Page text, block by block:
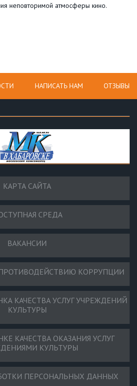
неповторимой атмосферы кино.
НАПИСАТЬ НАМ ОТЗЫВЫ
КАРТА САЙТА
СРЕДА
ВАКАНСИИ
КОРРУПЦИИ
КАЧЕСТВА УСЛУГ УЧРЕЖДЕНИЙ
КУЛЬТУРЫ
КАЧЕСТВА ОКАЗАНИЯ УСЛУГ
КУЛЬТУРЫ
ПЕРСОНАЛЬНЫХ ДАННЫХ